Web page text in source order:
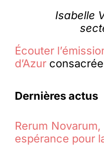
Isabelle
Écouter
d’Azur
Dernières actus
Rerum
espérance pour